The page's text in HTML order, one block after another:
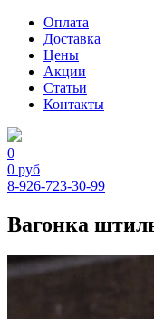
Оплата
Доставка
Цены
Акции
Статьи
Контакты
0
0 руб
8-926-723-30-99
Вагонка